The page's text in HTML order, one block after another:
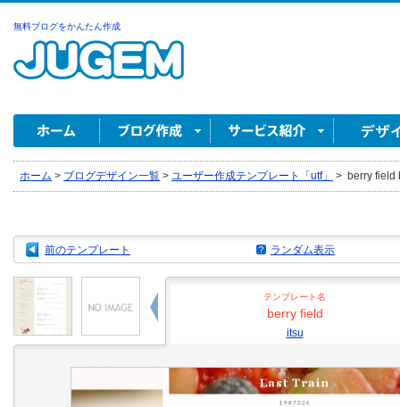
無料ブログをかんたん作成
ホーム > ブログデザイン一覧 > ユーザー作成テンプレート「utf」 > berry field
前のテンプレート ランダム表示
テンプレート名
berry field
itsu